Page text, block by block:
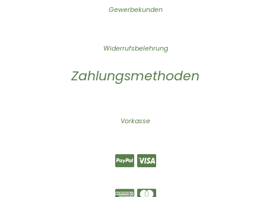
Gewerbekunden
Widerrufsbelehrung
Zahlungsmethoden
Vorkasse